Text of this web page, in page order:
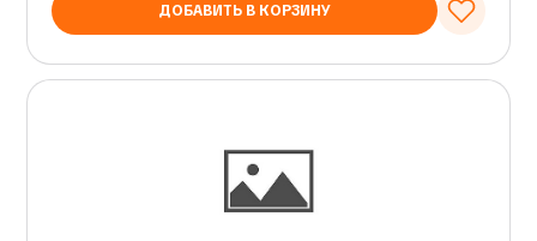
ДОБАВИТЬ В КОРЗИНУ